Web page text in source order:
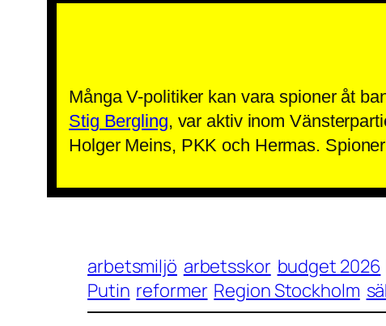
Många V-politiker kan vara spioner åt
Stig Bergling, var aktiv inom
Holger Meins, PKK och Hermas.
arbetsmiljö arbetsskor budget 2026
Putin reformer Region Stockholm